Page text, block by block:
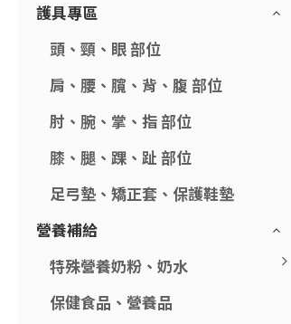
護具專區
頭、頸、眼 部位
肩、腰、臗、背、腹 部位
肘、腕、掌、指 部位
膝、腿、踝、趾 部位
足弓墊、矯正套、保護鞋墊
營養補給
特殊營養奶粉、奶水
保健食品、營養品